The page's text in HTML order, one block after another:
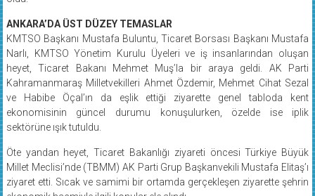
ANKARA’DA ÜST DÜZEY TEMASLAR
KMTSO Başkanı Mustafa Buluntu, Ticaret Borsası Başkanı Mustafa
Narlı, KMTSO Yönetim Kurulu Üyeleri ve iş insanlarından oluşan
heyet, Ticaret Bakanı Mehmet Muş’la bir araya geldi. AK Parti
Kahramanmaraş Milletvekilleri Ahmet Özdemir, Mehmet Cihat Sezal
ve Habibe Öçal’ın da eşlik ettiği ziyarette genel tabloda kent
ekonomisinin güncel durumu konuşulurken, özelde ise iplik
sektörüne ışık tutuldu.
Öte yandan heyet, Ticaret Bakanlığı ziyareti öncesi Türkiye Büyük
Millet Meclisi’nde (TBMM) AK Parti Grup Başkanvekili Mustafa Elitaş’ı
ziyaret etti. Sıcak ve samimi bir ortamda gerçekleşen ziyarette şehrin
ekonomik hacmiyle ilgili konular ele alındı.